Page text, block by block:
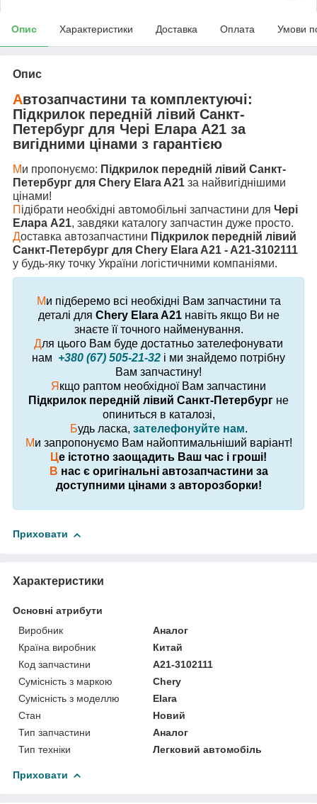
Опис Характеристики Доставка Оплата Умови
Опис
Автозапчастини та комплектуючі:
Підкрилок передній лівий Санкт-
Петербург для Чері Елара A21 за
вигідними цінами з гарантією
Ми пропонуємо: Підкрилок передній лівий Санкт-
Петербург для Chery Elara A21 за найвигіднішими
цінами!
П ідібрати необхідні автомобільні запчастини для Чері
Елара A21, завдяки каталогу запчастин дуже просто.
Доставка автозапчастини Підкрилок передній лівий
Санкт-Петербург для Chery Elara A21 - A21-3102111
у будь-яку точку України логістичними компаніями.
Ми підберемо всі необхідні Вам запчастини та
деталі для Chery Elara A21навіть якщо Ви не
знаєте її точного найменування.
Для цього Вам буде достатньо зателефонувати
нам +380 (67) 505-21-32 і ми знайдемо потрібну
Вам запчастину!
Я кщо раптом необхідної Вам запчастини
Підкрилок передній лівий Санкт-Петербург не
опиниться в каталозі,
Будь ласка, зателефонуйте нам.
Ми запропонуємо Вам найоптимальніший варіант!
Це істотно заощадить Ваш час і гроші!
В нас є оригінальні автозапчастини за
доступними цінами з авторозборки!
Приховати
Характеристики
Основні атрибути
Виробник
Аналог
Країна виробник
Китай
Код запчастини
A21-3102111
Сумісність з маркою
Chery
Сумісність з моделлю
Elara
Стан
Новий
Тип запчастини
Аналог
Тип техніки
Легковий автомобіль
Приховати